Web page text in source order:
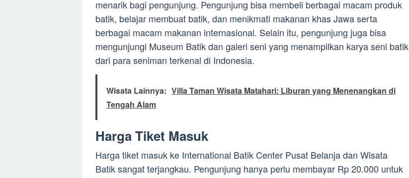
menarik bagi pengunjung. Pengunjung bisa membeli berbagai macam produk
batik, belajar membuat batik, dan menikmati makanan khas Jawa serta
berbagai macam makanan internasional. Selain itu, pengunjung juga bisa
mengunjungi Museum Batik dan galeri seni yang menampilkan karya seni batik
dari para seniman terkenal di Indonesia.
Wisata Lainnya: Villa Taman Wisata Matahari: Liburan yang Menenangkan di
Tengah Alam
Harga Tiket Masuk
Harga tiket masuk ke International Batik Center Pusat Belanja dan Wisata
Batik sangat terjangkau. Pengunjung hanya perlu membayar Rp 20.000 untuk